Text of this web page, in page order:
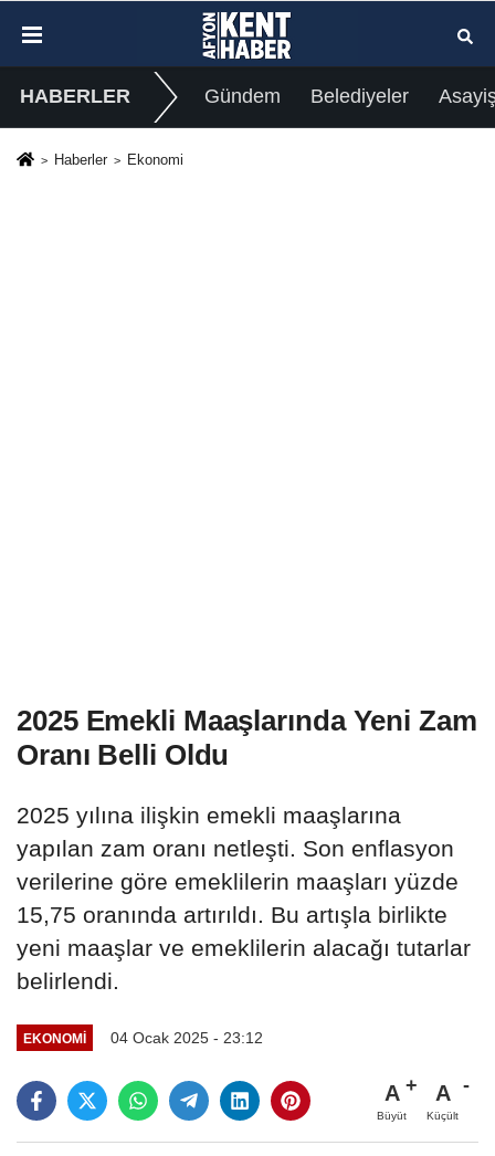
HABERLER Gündem Belediyeler
Haberler Ekonomi
2025 Emekli Maaşlarında Yeni Zam
Oranı Belli Oldu
2025 yılına ilişkin emekli maaşlarına
yapılan zam oranı netleşti. Son enflasyon
verilerine göre emeklilerin maaşları yüzde
15,75 oranında artırıldı. Bu artışla birlikte
yeni maaşlar ve emeklilerin alacağı tutarlar
belirlendi.
EKONOMI 04 Ocak 2025 - 23:12
A
Büyüt
A
Küçült